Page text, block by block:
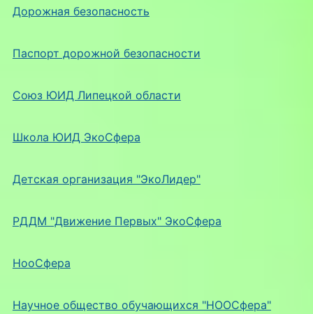
Дорожная безопасность
Паспорт дорожной безопасности
Союз ЮИД Липецкой области
Школа ЮИД ЭкоСфера
Детская организация "ЭкоЛидер"
РДДМ "Движение Первых" ЭкоСфера
НооСфера
Научное общество обучающихся "НООСфера"